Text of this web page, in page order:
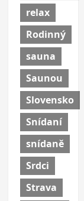
relax
Rodinný
sauna
Saunou
Slovensko
Snídaní
snídaně
Srdci
Strava